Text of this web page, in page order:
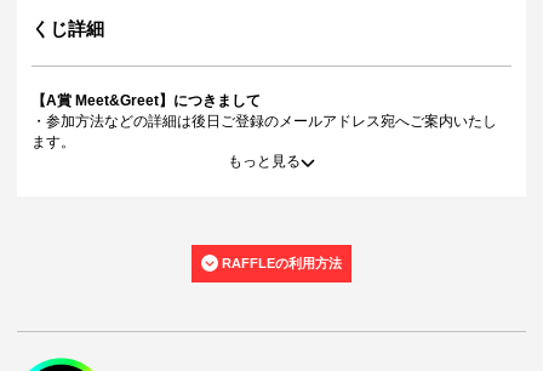
くじ詳細
【A賞 Meet&Greet】につきまして
・参加方法などの詳細は後日ご登録のメールアドレス宛へご案内いたし
ます。
・お客様のご都合でMeet&Greetにご参加されなかった場合、商品代金の
のような行為が発覚した場合は、当選権利は無効となり、ご参加をお断
りいたしますので、あらかじめご了承ください。
・ご当選されたオンラインくじアカウント情報と顔写真付き身分証明書
合は、いかなる理由がありましてもご参加いただけない場合がございま
もっと見る
RAFFLEの利用方法